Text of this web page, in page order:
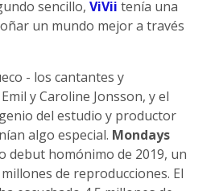
sencillo,ViVii tenía una
un mundo mejor a través
- los cantantes y
y Caroline Jonsson, y el
del estudio y productor
algo especial. Mondays
debut homónimo de 2019, un
de reproducciones. El